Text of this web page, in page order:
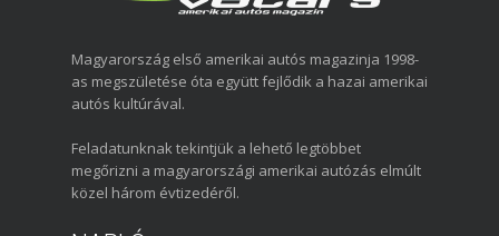
Magyarország első amerikai autós magazinja 1998-
as megszületése óta együtt fejlődik a hazai amerikai
autós kultúrával.
Feladatunknak tekintjük a lehető legtöbbet
megőrizni a magyarországi amerikai autózás elmúlt
közel három évtizedéről.